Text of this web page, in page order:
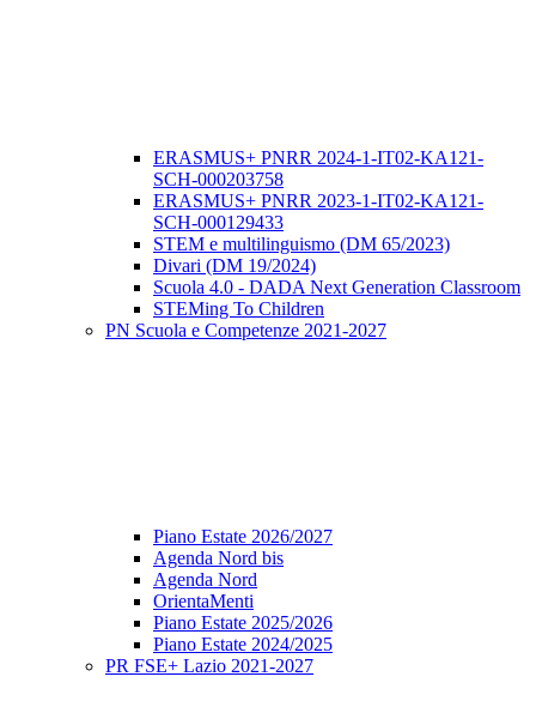
ERASMUS+ PNRR 2024-1-IT02-KA121-
SCH-000203758
ERASMUS+ PNRR 2023-1-IT02-KA121-
SCH-000129433
STEM e multilinguismo (DM 65/2023)
Divari (DM 19/2024)
Scuola 4.0 - DADA Next Generation Classroom
STEMing To Children
PN Scuola e Competenze 2021-2027
Piano Estate 2026/2027
Agenda Nord bis
Agenda Nord
OrientaMenti
Piano Estate 2025/2026
Piano Estate 2024/2025
PR FSE+ Lazio 2021-2027